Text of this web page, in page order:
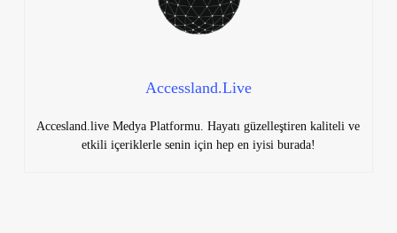
Accessland.Live
Accesland.live Medya Platformu. Hayatı güzelleştiren kaliteli ve
etkili içeriklerle senin için hep en iyisi burada!